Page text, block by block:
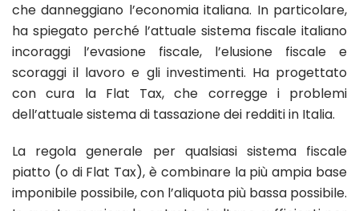
che danneggiano l’economia italiana. In particolare,
ha spiegato perché l’attuale sistema fiscale italiano
incoraggi l’evasione fiscale, l’elusione fiscale e
scoraggi il lavoro e gli investimenti. Ha progettato
con cura la Flat Tax, che corregge i problemi
dell’attuale sistema di tassazione dei redditi in Italia.
La regola generale per qualsiasi sistema fiscale
piatto (o di Flat Tax), è combinare la più ampia base
imponibile possibile, con l’aliquota più bassa possibile.